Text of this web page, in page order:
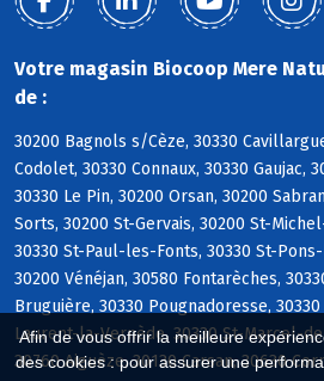
Afin de vous offrir la meilleure
des cookies : pour assurer une
Votre magasin Biocoop Mere
de :
30200 Bagnols s/Cèze, 30330
Codolet, 30330 Connaux, 30330 Gaujac,
30330 Le Pin, 30200 Orsan, 30200
Sorts, 30200 St-Gervais, 30200 St-
30330 St-Paul-les-Fonts, 30330 St-
30200 Vénéjan, 30580 Fontarèches,
Bruguière, 30330 Pougnadoresse,
Laurent-la-Vernède, 30330 St-Marcel-
30760 Aiguèze, 30130 Carsan, 30630